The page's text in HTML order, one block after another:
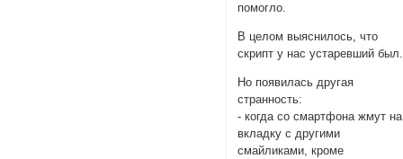
помогло.
В целом выяснилось, что
скрипт у нас устаревший был.
Но появилась другая
странность:
- когда со смартфона жмут на
вкладку с другими
смайликами, кроме